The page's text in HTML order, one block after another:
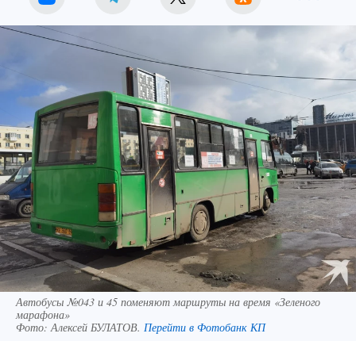
Автобусы №043 и 45 поменяют маршруты на время «Зеленого
марафона»
Фото:Алексей БУЛАТОВ. Перейти в Фотобанк КП